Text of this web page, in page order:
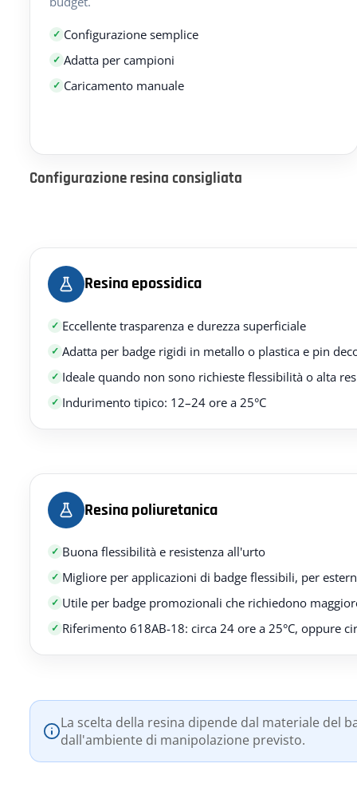
Configurazione semplice
Adatta per campioni
Caricamento manuale
Configurazione resina consigliata
Resina epossidica
Eccellente trasparenza e durezza superficiale
Adatta per badge rigidi in metallo o plastica e pin
Ideale quando non sono richieste flessibilità o alta
Indurimento tipico: 12–24 ore a 25°C
Resina poliuretanica
Buona flessibilità e resistenza all'urto
Migliore per applicazioni di badge flessibili, per
Utile per badge promozionali che richiedono
Riferimento 618AB-18: circa 24 ore a 25°C, oppure
La scelta della resina dipende dal materiale del
dall'ambiente di manipolazione previsto.